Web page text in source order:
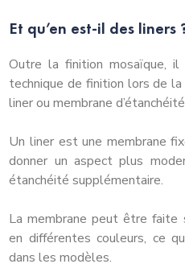
Et qu’en est-il des liners
Outre la finition mosaïque,
technique de finition lors de la
liner ou membrane
Un liner est une membrane
donner un aspect plus
étanchéité supplémentaire.
La membrane peut être
en différentes couleurs, ce
dans les modèles.